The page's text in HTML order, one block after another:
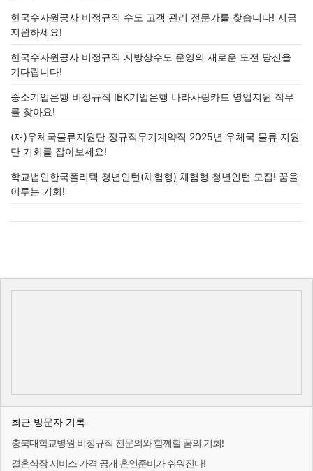
한국수자원공사 비정규직 수도 고객 관리 전문가를 찾습니다! 지금
지원하세요!
한국수자원공사 비정규직 지방상수도 운영의 새로운 도전 당신을
기다립니다!
중소기업은행 비정규직 IBK기업은행 나라사랑카드 영업지원 직무
를 찾아요!
(재)우체국물류지원단 정규직무기계약직 2025년 우체국 물류 지원
단 기회를 잡아보세요!
학교법인한국폴리텍 청년인턴(체험형) 체험형 청년인턴 모집! 꿈을
이루는 기회!
최근 방문자 기록
충북대학교병원 비정규직 전문의와 함께할 꿈의 기회!
결혼식장 서비스 가격 공개 혼인준비가 쉬워진다!